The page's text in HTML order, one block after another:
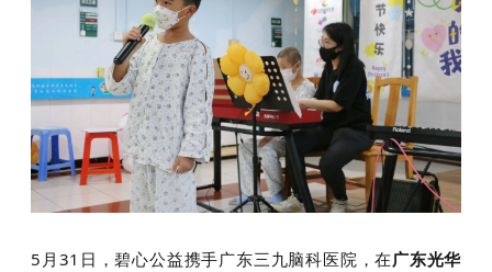
5月31日，碧心公益携手广东三九脑科医院，在广东光华